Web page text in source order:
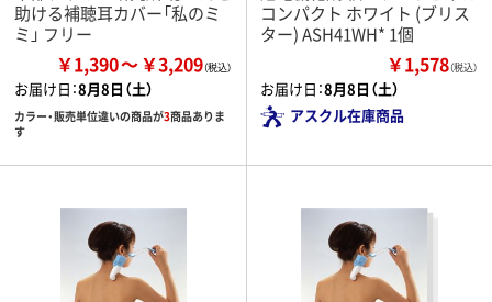
助ける補聴耳カバー「私のミ
ミ」 フリー
￥1,390 ￥3,209
お届け日：8月8日（土）
カラー・販売単位違いの商品が3商品ありま
す
コンパクト ホワイト (ブリス
ター) ASH41WH* 1個
￥1,578（税込）
お届け日：8月8日（土）
アスクル在庫商品